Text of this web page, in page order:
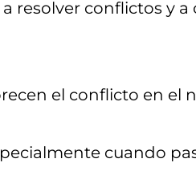
resolver conflictos y
el conflicto en el
cuando